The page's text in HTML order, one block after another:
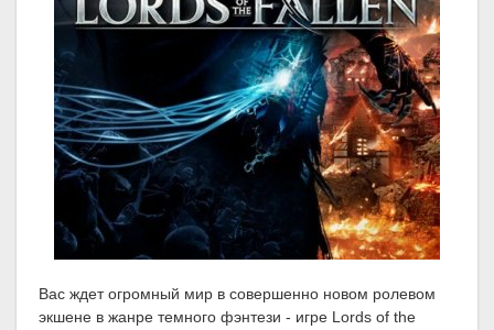
Вас ждет огромный мир в совершенно новом ролевом
экшене в жанре темного фэнтези - игре Lords of the